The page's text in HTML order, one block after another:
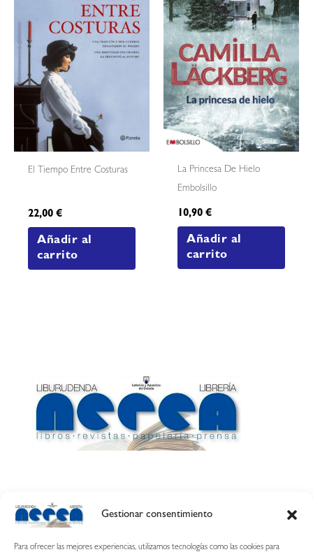
Gestionar consentimiento
Para ofrecer las mejores experiencias, utilizamos tecnologías como las cookies para
El Tiempo Entre Costuras
22,00€
Añadir al
carrito
La Princesa De Hielo
Embolsillo
10,90€
Añadir al
carrito
Calle Esquíroz, 27